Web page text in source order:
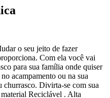
o seu jeito de fazer
Com ela você vai
para sua família onde quiser
acampamento ou na sua
churrasco. Divirta-se com sua
Reciclável . Alta